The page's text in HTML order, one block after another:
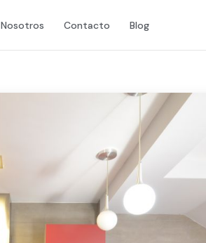
Nosotros Contacto Blog